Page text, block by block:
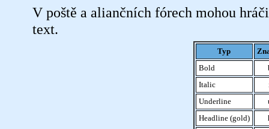
V poště a aliančních fórech mohou
text.
Typ
Bold
Italic
Underline
Headline (gold)